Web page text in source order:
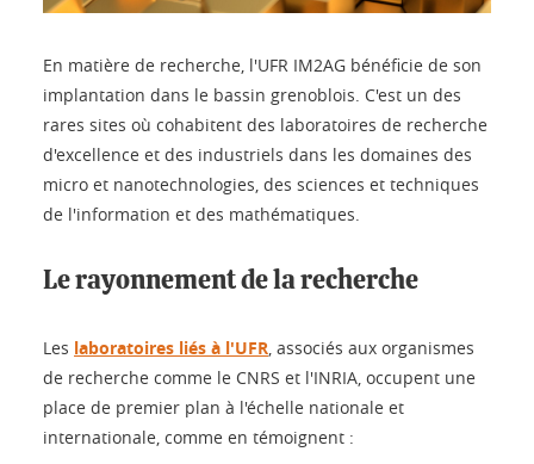
En matière de recherche, l'UFR IM2AG bénéficie de son
implantation dans le bassin grenoblois. C'est un des
rares sites où cohabitent des laboratoires de recherche
d'excellence et des industriels dans les domaines des
micro et nanotechnologies, des sciences et techniques
de l'information et des mathématiques.
Le rayonnement de la recherche
Les laboratoires liés à l'UFR , associés aux organismes
de recherche comme le CNRS et l'INRIA, occupent une
place de premier plan à l'échelle nationale et
internationale, comme en témoignent :